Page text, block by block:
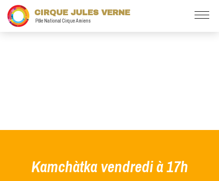
CIRQUE JULES VERNE
Pôle National Cirque Amiens
Kamchàtka vendredi à 17h